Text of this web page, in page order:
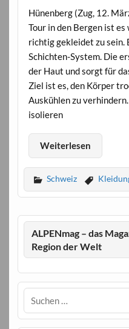
Hünenberg (Zug, 12.
Tour in den Bergen ist
richtig gekleidet zu sein.
Schichten-System. Die
der Haut und sorgt für
Ziel ist es, den Körper
Auskühlen zu
isolieren
Weiterlesen
Schweiz
ALPENmag – das
Region der Welt